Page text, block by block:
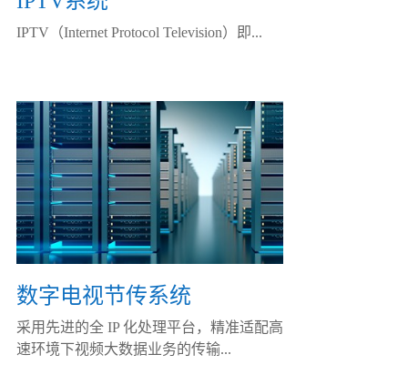
IPTV（Internet Protocol Television）即...
数字电视节传系统
采用先进的全 IP 化处理平台，精准适配高
速环境下视频大数据业务的传输...